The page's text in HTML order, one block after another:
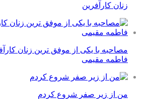
زنان کارآفرین
مصاحبه با یکی از موفق ترین زنان
فاطمه مقیمی
من از زیر صفر شروع کردم